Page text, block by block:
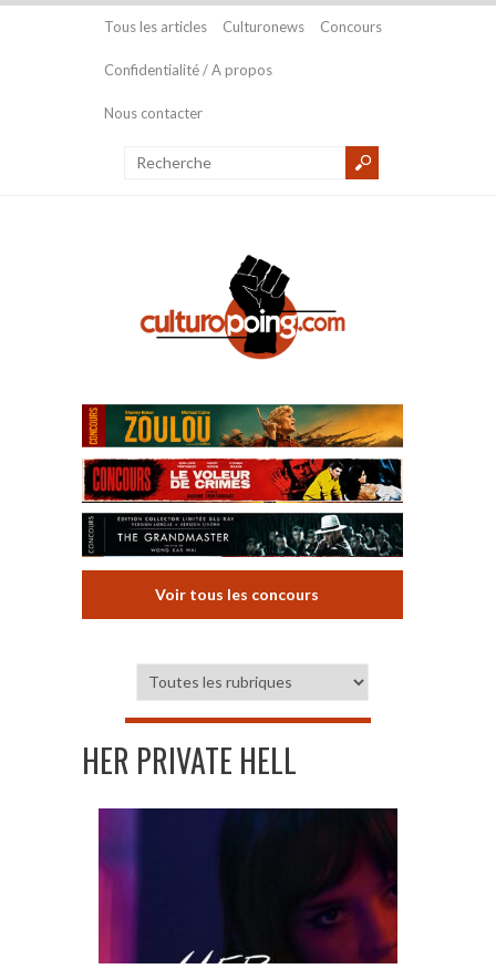
Tous les articles Culturonews Concours
Confidentialité / A propos
Nous contacter
Voir tous les concours
HER PRIVATE HELL